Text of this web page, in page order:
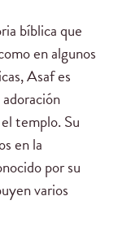
bíblica que
en algunos
Asaf es
templo. Su
en la
por su
varios